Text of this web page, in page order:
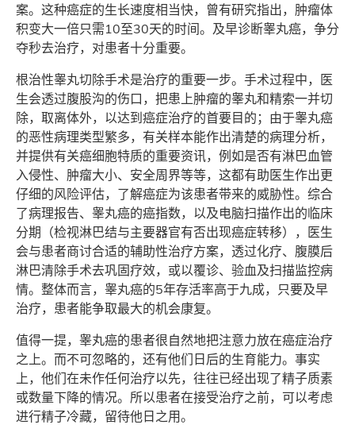
案。这种癌症的生长速度相当快，曾有研究指出，肿瘤体
积变大一倍只需10至30天的时间。及早诊断睾丸癌，争分
夺秒去治疗，对患者十分重要。
根治性睾丸切除手术是治疗的重要一步。手术过程中，医
生会透过腹股沟的伤口，把患上肿瘤的睾丸和精索一并切
除，取离体外，以达到癌症治疗的首要目的；由于睾丸癌
的恶性病理类型繁多，有关样本能作出清楚的病理分析，
并提供有关癌细胞特质的重要资讯，例如是否有淋巴血管
入侵性、肿瘤大小、安全周界等等，这都有助医生作出更
仔细的风险评估，了解癌症为该患者带来的威胁性。综合
了病理报告、睾丸癌的癌指数，以及电脑扫描作出的临床
分期（检视淋巴结与主要器官有否出现癌症转移），医生
会与患者商讨合适的辅助性治疗方案，透过化疗、腹膜后
淋巴清除手术去巩固疗效，或以覆诊、验血及扫描监控病
情。整体而言，睾丸癌的5年存活率高于九成，只要及早
治疗，患者能争取最大的机会康复。
值得一提，睾丸癌的患者很自然地把注意力放在癌症治疗
之上。而不可忽略的，还有他们日后的生育能力。事实
上，他们在未作任何治疗以先，往往已经出现了精子质素
或数量下降的情况。所以患者在接受治疗之前，可以考虑
进行精子冷藏，留待他日之用。